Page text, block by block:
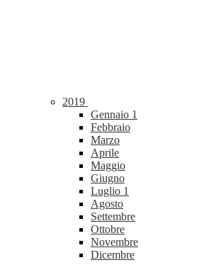
2019
Gennaio 1
Febbraio
Marzo
Aprile
Maggio
Giugno
Luglio 1
Agosto
Settembre
Ottobre
Novembre
Dicembre